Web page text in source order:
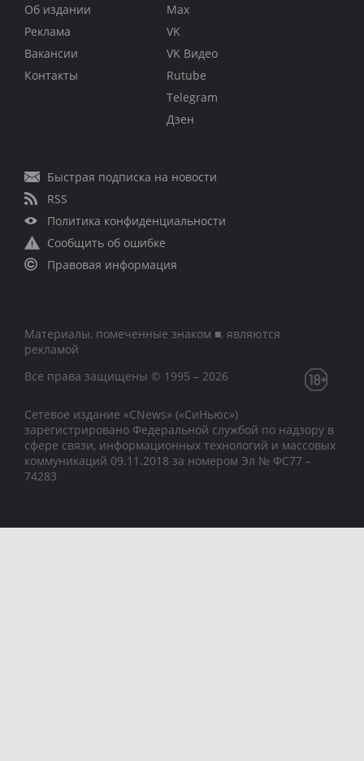
Об издании
Реклама
Вакансии
Контакты
Max
VK
VK Видео
Rutube
Telegram
Дзен
Быстрая подписка на новости
RSS
Политика конфиденциальности
Сообщить об ошибке
Правовая информация
Материалы, помеченные знаком ■, являются
рекламой
Все права защищены © 1995 – 2026
Сетевое издание «CNews» («СиНьюс»)
зарегистрировано Федеральной службой по надзору в
сфере связи, информационных технологий и массовых
коммуникаций 09.11.2018 за номером Эл № ФС77 –
74283